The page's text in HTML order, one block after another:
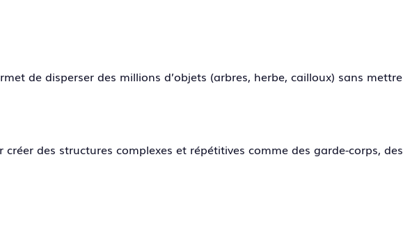
de disperser des millions d’objets (arbres, herbe, cailloux) sans mettre
des structures complexes et répétitives comme des garde-corps, des